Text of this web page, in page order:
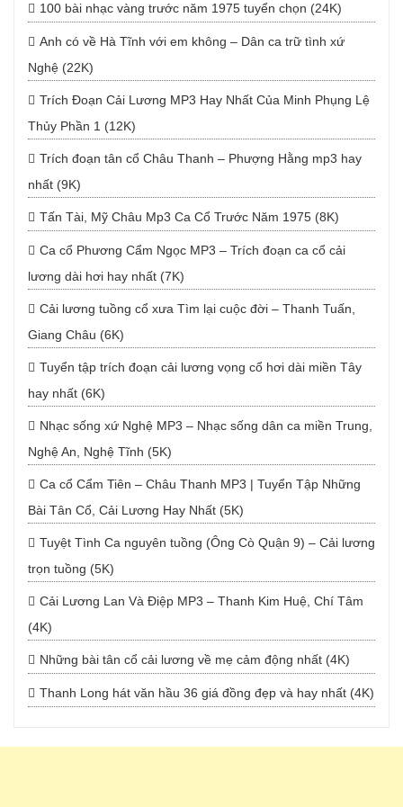
100 bài nhạc vàng trước năm 1975 tuyển chọn (24K)
Anh có về Hà Tĩnh với em không – Dân ca trữ tình xứ
Nghệ (22K)
Trích Đoạn Cải Lương MP3 Hay Nhất Của Minh Phụng Lệ
Thủy Phần 1 (12K)
Trích đoạn tân cổ Châu Thanh – Phượng Hằng mp3 hay
nhất (9K)
Tấn Tài, Mỹ Châu Mp3 Ca Cổ Trước Năm 1975 (8K)
Ca cổ Phương Cẩm Ngọc MP3 – Trích đoạn ca cổ cải
lương dài hơi hay nhất (7K)
Cải lương tuồng cổ xưa Tìm lại cuộc đời – Thanh Tuấn,
Giang Châu (6K)
Tuyển tập trích đoạn cải lương vọng cổ hơi dài miền Tây
hay nhất (6K)
Nhạc sống xứ Nghệ MP3 – Nhạc sống dân ca miền Trung,
Nghệ An, Nghệ Tĩnh (5K)
Ca cổ Cẩm Tiên – Châu Thanh MP3 | Tuyển Tập Những
Bài Tân Cổ, Cải Lương Hay Nhất (5K)
Tuyệt Tình Ca nguyên tuồng (Ông Cò Quận 9) – Cải lương
trọn tuồng (5K)
Cải Lương Lan Và Điệp MP3 – Thanh Kim Huệ, Chí Tâm
(4K)
Những bài tân cổ cải lương về mẹ cảm động nhất (4K)
Thanh Long hát văn hầu 36 giá đồng đẹp và hay nhất (4K)